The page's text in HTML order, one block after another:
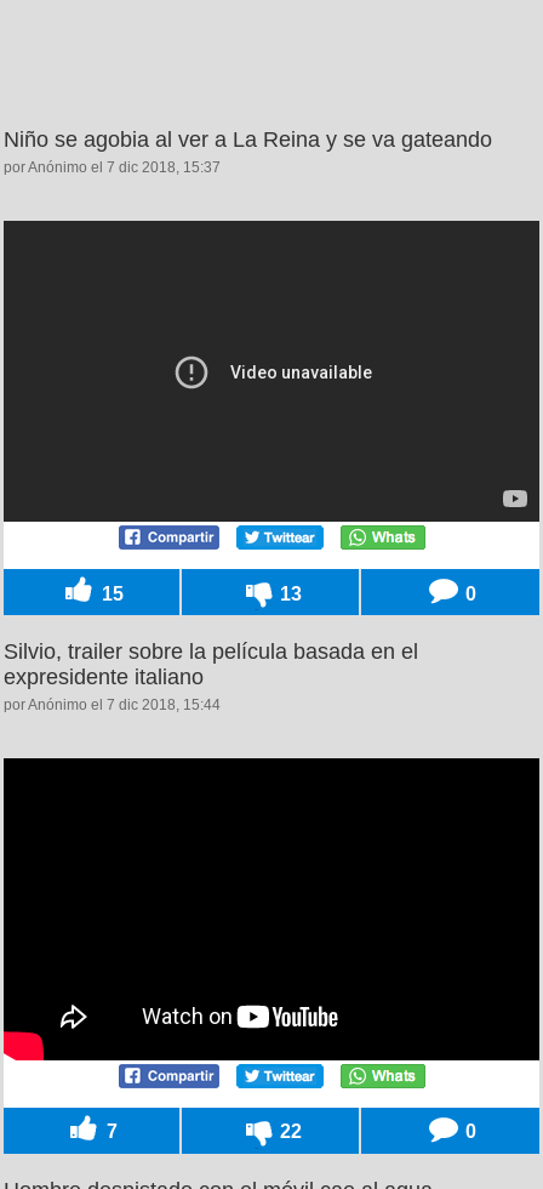
Niño se agobia al ver a La Reina y se va gateando
por Anónimo el 7 dic 2018, 15:37
15 13 0
Silvio, trailer sobre la película basada en el
expresidente italiano
por Anónimo el 7 dic 2018, 15:44
7 22 0